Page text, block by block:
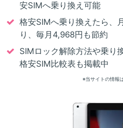
安SIMへ乗り換え可能
格安SIMへ乗り換えたら
り、毎月4,968円も節約
SIMロック解除方法や乗り
格安SIM比較表も掲載中
※当サイトの情報